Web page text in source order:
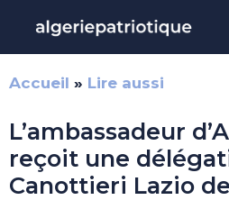
contenu
Accueil » Lire aussi
L’ambassadeur
reçoit une
Canottieri Lazio